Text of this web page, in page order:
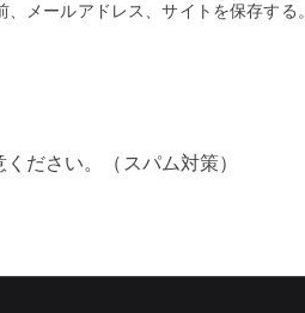
メールアドレス、サイトを保存する。
ださい。（スパム対策）